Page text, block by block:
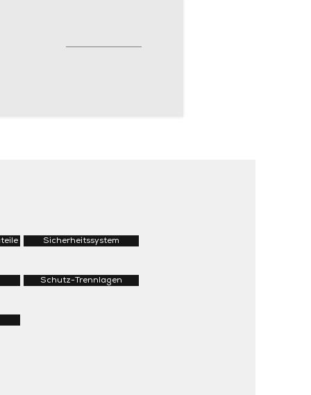
Sicherheitssystem
Schutz-Trennlagen